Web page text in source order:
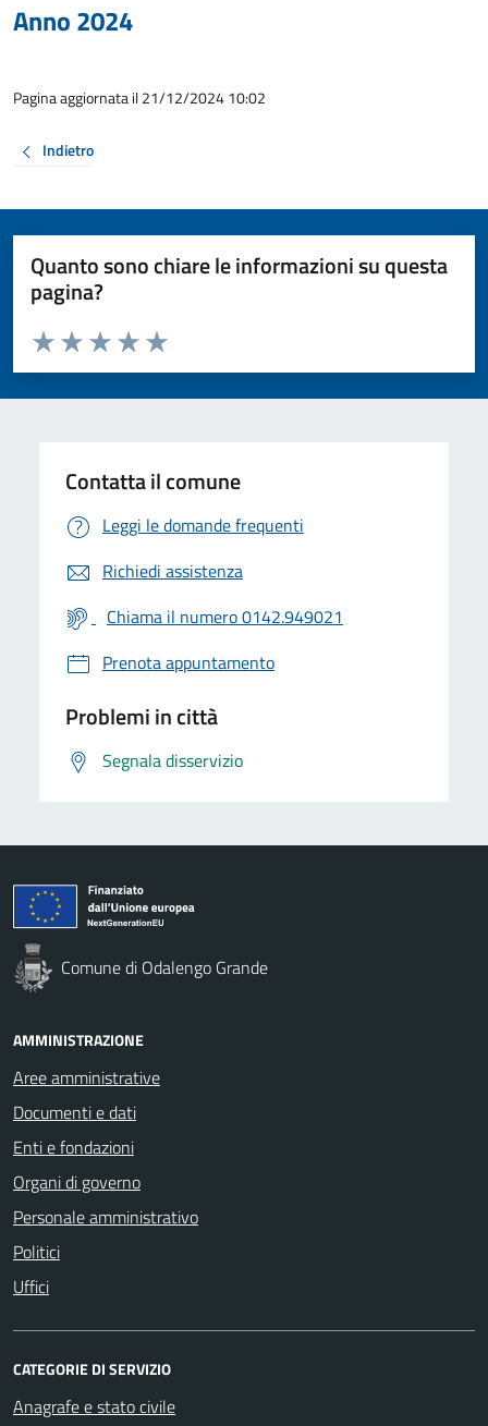
Anno 2024
Pagina aggiornata il 21/12/2024 10:02
Indietro
Quanto sono chiare le informazioni su questa
pagina?
Valuta da 1 a 5 stelle la pagina
Valuta 5 stelle su 5
Valuta 4 stelle su 5
Valuta 3 stelle su 5
Valuta 2 stelle su 5
Valuta 1 stelle su 5
Contatta il comune
Leggi le domande frequenti
Richiedi assistenza
Chiama il numero 0142.949021
Prenota appuntamento
Problemi in città
Segnala disservizio
Comune di Odalengo Grande
AMMINISTRAZIONE
Aree amministrative
Documenti e dati
Enti e fondazioni
Organi di governo
Personale amministrativo
Politici
Uffici
CATEGORIE DI SERVIZIO
Anagrafe e stato civile